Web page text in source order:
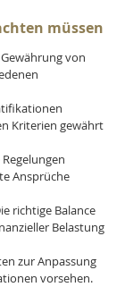
müssen
von
Kriterien gewährt
Ansprüche
richtige Balance
Belastung
zur Anpassung
vorsehen.